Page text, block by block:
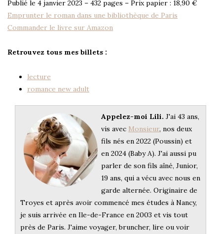
Publié le 4 janvier 2023 – 432 pages – Prix papier : 18,90 €
Emprunter le roman dans une bibliothèque de Paris
Commander le livre sur Amazon
Retrouvez tous mes billets :
lecture
romance new adult
Appelez-moi Lili. J'ai 43 ans,
vis avec Monsieur, nos deux
fils nés en 2022 (Poussin) et
en 2024 (Baby A). J'ai aussi pu
parler de son fils aîné, Junior,
19 ans, qui a vécu avec nous en
garde alternée. Originaire de
Troyes et après avoir commencé mes études à Nancy,
je suis arrivée en Ile-de-France en 2003 et vis tout
près de Paris. J'aime voyager, bruncher, lire ou voir